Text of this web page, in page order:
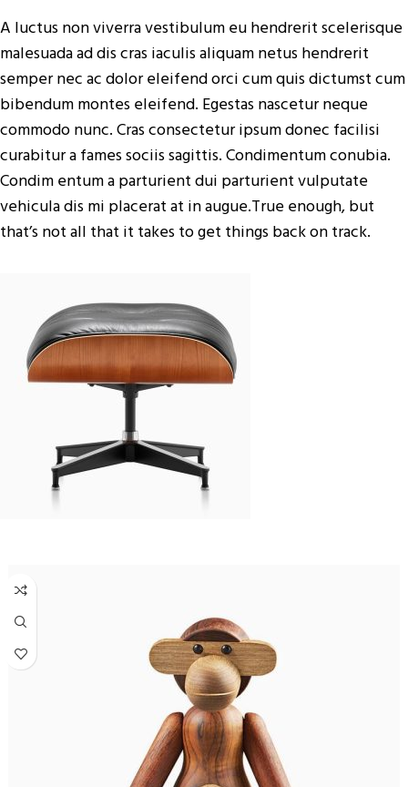
A luctus non viverra vestibulum eu hendrerit scelerisque
malesuada ad dis cras iaculis aliquam netus hendrerit
semper nec ac dolor eleifend orci cum quis dictumst cum
bibendum montes eleifend. Egestas nascetur neque
commodo nunc. Cras consectetur ipsum donec facilisi
curabitur a fames sociis sagittis. Condimentum conubia.
Condim entum a parturient dui parturient vulputate
vehicula dis mi placerat at in augue.True enough, but
that’s not all that it takes to get things back on track.